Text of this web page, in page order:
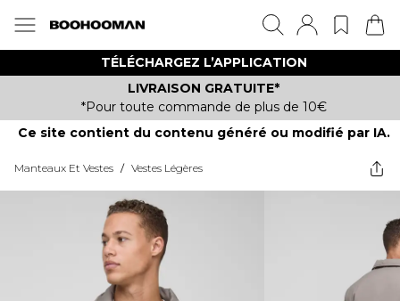
TÉLÉCHARGEZ L’APPLICATION
LIVRAISON GRATUITE*
*Pour toute commande de plus de 10€
Ce site contient du contenu généré ou modifié par IA.
Manteaux Et Vestes / Vestes Légères